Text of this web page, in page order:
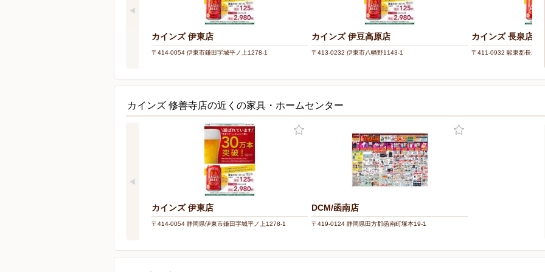
カインズ 伊東店
〒414-0054 伊東市鎌田字城平ノ上1278-1
カインズ 伊豆高原店
〒413-0232 伊東市八幡野1143-1
カインズ 長泉店
〒411-0932 駿東郡長泉町
カインズ 修善寺店の近くの家具・ホームセンター
カインズ 伊東店
〒414-0054 静岡県伊東市鎌田字城平ノ上1278-1
DCM/函南店
〒419-0124 静岡県田方郡函南町塚本19-1